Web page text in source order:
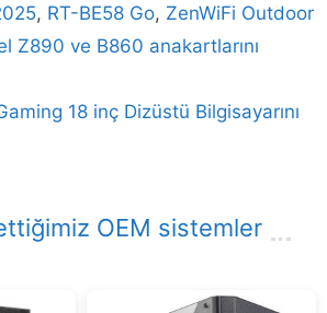
, RT-BE58 Go, ZenWiFi Outdoor
Z890 ve B860 anakartlarını
18 inç Dizüstü Bilgisayarını
OEM sistemler